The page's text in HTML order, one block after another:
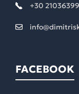
+30
FACEBOOK